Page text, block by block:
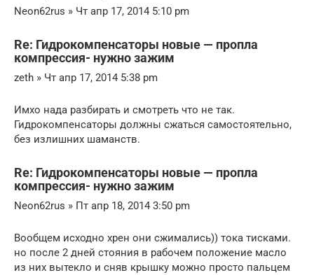
Neon62rus » Чт апр 17, 2014 5:10 pm
Re: Гидрокомпенсаторы новые — пропла
компрессия- нужно зажим
zeth » Чт апр 17, 2014 5:38 pm
Имхо нада разбирать и смотреть что не так.
Гидрокомпенсаторы должны сжаться самостоятельно,
без излишних шаманств.
Re: Гидрокомпенсаторы новые — пропла
компрессия- нужно зажим
Neon62rus » Пт апр 18, 2014 3:50 pm
Вообщем исходно хрен они сжимались)) тока тисками.
но после 2 дней стояния в рабочем положение масло
из них вытекло и сняв крышку можно просто пальцем